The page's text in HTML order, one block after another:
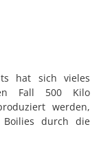
hat sich vieles
Fall 500 Kilo
werden,
Boilies durch die